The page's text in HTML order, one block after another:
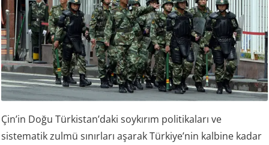
Çin’in Doğu Türkistan’daki soykırım politikaları ve
sistematik zulmü sınırları aşarak Türkiye’nin kalbine kadar